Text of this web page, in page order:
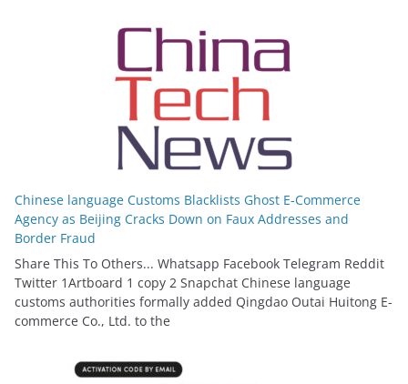
Chinese language Customs Blacklists Ghost E-Commerce
Agency as Beijing Cracks Down on Faux Addresses and
Border Fraud
Share This To Others... Whatsapp Facebook Telegram Reddit
Twitter 1Artboard 1 copy 2 Snapchat Chinese language
customs authorities formally added Qingdao Outai Huitong E-
commerce Co., Ltd. to the